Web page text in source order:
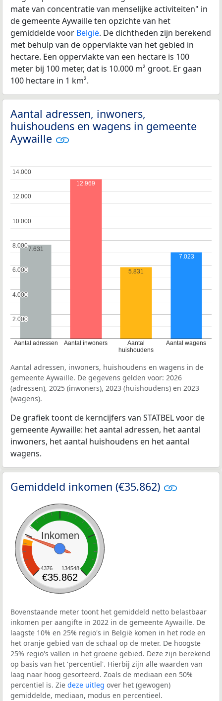
mate van concentratie van menselijke activiteiten" in
de gemeente Aywaille ten opzichte van het
gemiddelde voor België. De dichtheden zijn berekend
met behulp van de oppervlakte van het gebied in
hectare. Een oppervlakte van een hectare is 100
meter bij 100 meter, dat is 10.000 m² groot. Er gaan
100 hectare in 1 km².
Aantal adressen, inwoners,
huishoudens en wagens in gemeente
Aywaille
Aantal adressen Aantal inwoners
Aantal
huishoudens
Aantal wagens
2.000
2.000
4.000
4.000
6.000
6.000
8.000
8.000
10.000
10.000
12.000
12.000
14.000
14.000
7.631
12.969
5.831
7.023
Aantal adressen, inwoners, huishoudens en wagens in de
gemeente Aywaille. De gegevens gelden voor: 2026
(adressen), 2025 (inwoners), 2023 (huishoudens) en 2023
(wagens).
De grafiek toont de kerncijfers van STATBEL voor de
gemeente Aywaille: het aantal adressen, het aantal
inwoners, het aantal huishoudens en het aantal
wagens.
Gemiddeld inkomen (€35.862)
Inkomen
4376 134548
€35.862
Bovenstaande meter toont het gemiddeld netto belastbaar
inkomen per aangifte in 2022 in de gemeente Aywaille. De
laagste 10% en 25% regio's in België komen in het rode en
het oranje gebied van de schaal op de meter. De hoogste
25% regio's vallen in het groene gebied. Deze zijn berekend
op basis van het 'percentiel'. Hierbij zijn alle waarden van
laag naar hoog gesorteerd. Zoals de mediaan een 50%
percentiel is. Zie deze uitleg over het (gewogen)
gemiddelde, mediaan, modus en percentieel.